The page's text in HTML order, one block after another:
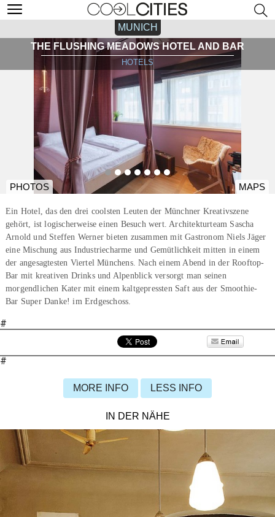
MUNICH
THE FLUSHING MEADOWS HOTEL AND BAR
HOTELS
PHOTOS MAPS
Ein Hotel, das den drei coolsten Leuten der Münchner Kreativszene
gehört, ist logischerweise einen Besuch wert. Architekturteam Sascha
Arnold und Steffen Werner bieten zusammen mit Gastronom Niels Jäger
eine Mischung aus Industriecharme und Gemütlichkeit mitten in einem
der angesagtesten Viertel Münchens. Nach einem Abend in der Rooftop-
Bar mit kreativen Drinks und Alpenblick versorgt man seinen
morgendlichen Kater mit einem kaltgepressten Saft aus der Smoothie-
Bar Super Danke! im Erdgeschoss.
#
#
MORE INFO LESS INFO
IN DER NÄHE